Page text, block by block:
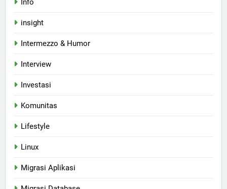
Info
insight
Intermezzo & Humor
Interview
Investasi
Komunitas
Lifestyle
Linux
Migrasi Aplikasi